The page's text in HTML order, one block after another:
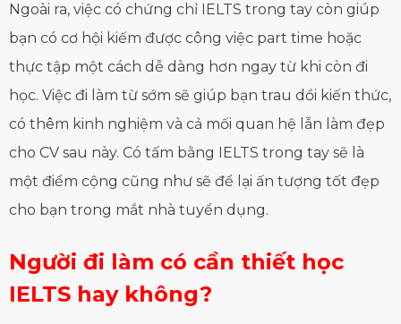
Ngoài ra, việc có chứng chỉ IELTS trong tay còn giúp
bạn có cơ hội kiếm được công việc part time hoặc
thực tập một cách dễ dàng hơn ngay từ khi còn đi
học. Việc đi làm từ sớm sẽ giúp bạn trau dồi kiến thức,
có thêm kinh nghiệm và cả mối quan hệ lẫn làm đẹp
cho CV sau này. Có tấm bằng IELTS trong tay sẽ là
một điểm cộng cũng như sẽ để lại ấn tượng tốt đẹp
cho bạn trong mắt nhà tuyển dụng.
Người đi làm có cần thiết học
IELTS hay không?